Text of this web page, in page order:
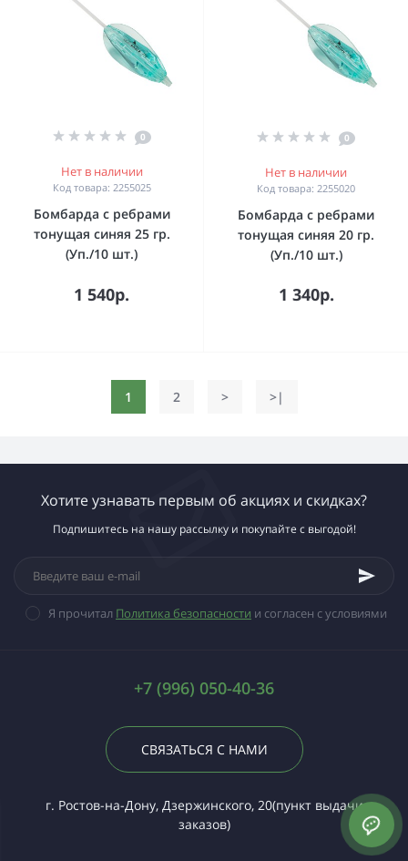
0
Нет в наличии
Код товара: 2255025
Бомбарда с ребрами
тонущая синяя 25 гр.
(Уп./10 шт.)
1 540р.
0
Нет в наличии
Код товара: 2255020
Бомбарда с ребрами
тонущая синяя 20 гр.
(Уп./10 шт.)
1 340р.
1 2 > >|
Хотите узнавать первым об акциях и скидках?
Подпишитесь на нашу рассылку и покупайте с выгодой!
Я прочитал Политика безопасности и согласен с условиями
+7 (996) 050-40-36
СВЯЗАТЬСЯ С НАМИ
г. Ростов-на-Дону, Дзержинского, 20(пункт выдачи
заказов)